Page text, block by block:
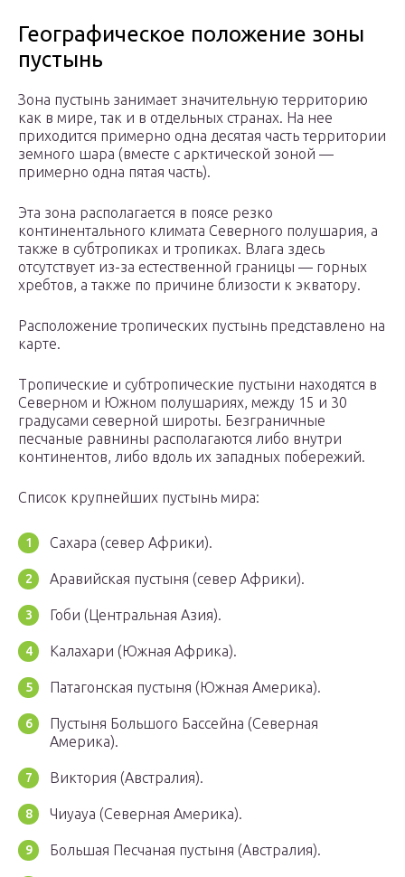
Географическое положение зоны
пустынь
Зона пустынь занимает значительную территорию
как в мире, так и в отдельных странах. На нее
приходится примерно одна десятая часть территории
земного шара (вместе с арктической зоной —
примерно одна пятая часть).
Эта зона располагается в поясе резко
континентального климата Северного полушария, а
также в субтропиках и тропиках. Влага здесь
отсутствует из-за естественной границы — горных
хребтов, а также по причине близости к экватору.
Расположение тропических пустынь представлено на
карте.
Тропические и субтропические пустыни находятся в
Северном и Южном полушариях, между 15 и 30
градусами северной широты. Безграничные
песчаные равнины располагаются либо внутри
континентов, либо вдоль их западных побережий.
Список крупнейших пустынь мира:
Сахара (север Африки).
Аравийская пустыня (север Африки).
Гоби (Центральная Азия).
Калахари (Южная Африка).
Патагонская пустыня (Южная Америка).
Пустыня Большого Бассейна (Северная
Америка).
Виктория (Австралия).
Чиуауа (Северная Америка).
Большая Песчаная пустыня (Австралия).